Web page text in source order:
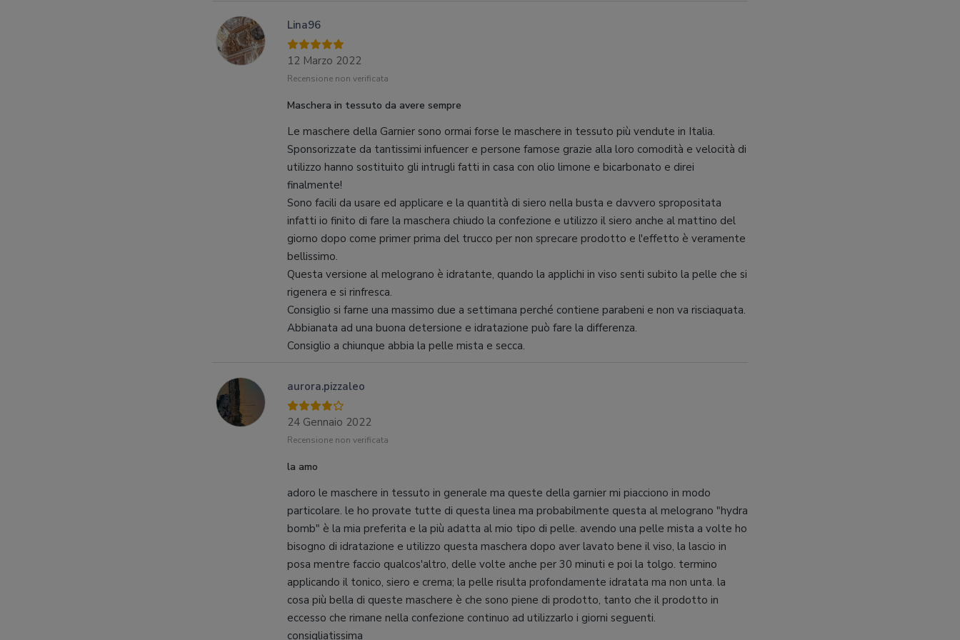
Lina96
12 Marzo 2022
Recensione non verificata
Maschera in tessuto da avere sempre
Le maschere della Garnier sono ormai forse le maschere in tessuto più vendute in Italia.
Sponsorizzate da tantissimi infuencer e persone famose grazie alla loro comodità e velocità di
utilizzo hanno sostituito gli intrugli fatti in casa con olio limone e bicarbonato e direi
finalmente!
Sono facili da usare ed applicare e la quantità di siero nella busta e davvero spropositata
infatti io finito di fare la maschera chiudo la confezione e utilizzo il siero anche al mattino del
giorno dopo come primer prima del trucco per non sprecare prodotto e l'effetto è veramente
bellissimo.
Questa versione al melograno è idratante, quando la applichi in viso senti subito la pelle che si
rigenera e si rinfresca.
Consiglio si farne una massimo due a settimana perché contiene parabeni e non va risciaquata.
Abbianata ad una buona detersione e idratazione può fare la differenza.
Consiglio a chiunque abbia la pelle mista e secca.
aurora.pizzaleo
24 Gennaio 2022
Recensione non verificata
la amo
adoro le maschere in tessuto in generale ma queste della garnier mi piacciono in modo
particolare. le ho provate tutte di questa linea ma probabilmente questa al melograno "hydra
bomb" è la mia preferita e la più adatta al mio tipo di pelle. avendo una pelle mista a volte ho
bisogno di idratazione e utilizzo questa maschera dopo aver lavato bene il viso, la lascio in
posa mentre faccio qualcos'altro, delle volte anche per 30 minuti e poi la tolgo. termino
applicando il tonico, siero e crema; la pelle risulta profondamente idratata ma non unta. la
cosa più bella di queste maschere è che sono piene di prodotto, tanto che il prodotto in
eccesso che rimane nella confezione continuo ad utilizzarlo i giorni seguenti.
consigliatissima